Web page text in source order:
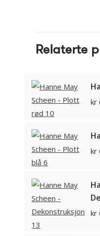
Relaterte
kr
kr
kr